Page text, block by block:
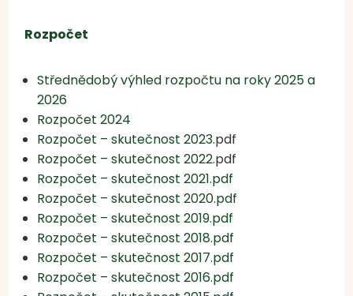
Rozpočet
Střednědobý výhled rozpočtu na roky 2025 a
2026
Rozpočet 2024
Rozpočet – skutečnost 2023.pdf
Rozpočet – skutečnost 2022.pdf
Rozpočet – skutečnost 2021.pdf
Rozpočet – skutečnost 2020.pdf
Rozpočet – skutečnost 2019.pdf
Rozpočet – skutečnost 2018.pdf
Rozpočet – skutečnost 2017.pdf
Rozpočet – skutečnost 2016.pdf